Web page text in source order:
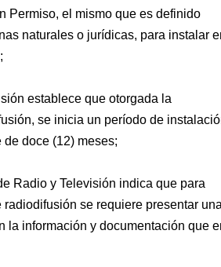
Permiso, el mismo que es definido
naturales o jurídicas, para instalar
establece que otorgada la
se inicia un período de
doce (12) meses;
Radio y Televisión indica que para
se requiere presentar una
la información y documentación que